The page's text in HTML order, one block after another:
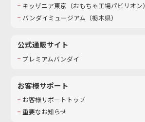
キッザニア東京（おもちゃ工場パビリオン）​
バンダイミュージアム（栃木県）
公式通販サイト
プレミアムバンダイ
お客様サポート
お客様サポートトップ
重要なお知らせ